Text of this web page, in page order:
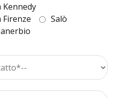
Kennedy
Firenze
Salò